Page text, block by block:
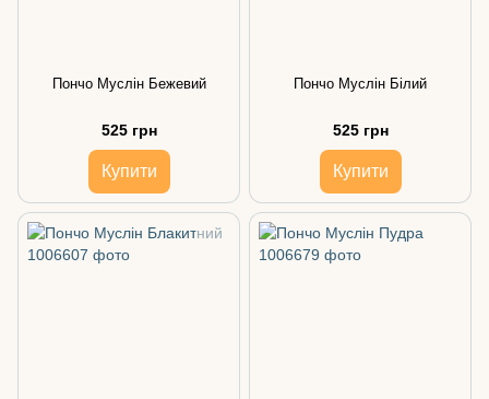
Пончо Муслін Бежевий
525 грн
Купити
Пончо Муслін Білий
525 грн
Купити